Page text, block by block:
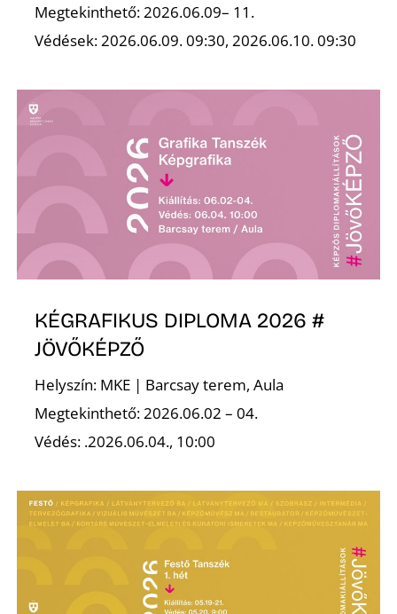
Megtekinthető: 2026.06.09– 11.
Védések: 2026.06.09. 09:30, 2026.06.10. 09:30
KÉGRAFIKUS DIPLOMA 2026 #
JÖVŐKÉPZŐ
Helyszín: MKE | Barcsay terem, Aula
Megtekinthető: 2026.06.02 – 04.
Védés: .2026.06.04., 10:00